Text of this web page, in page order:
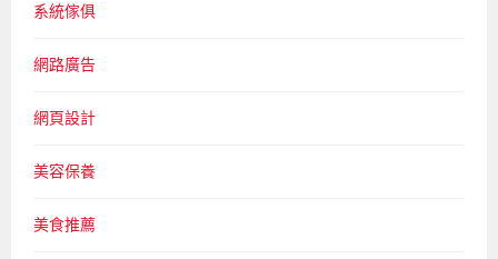
系統傢俱
網路廣告
網頁設計
美容保養
美食推薦